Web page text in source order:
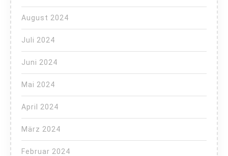
August 2024
Juli 2024
Juni 2024
Mai 2024
April 2024
März 2024
Februar 2024